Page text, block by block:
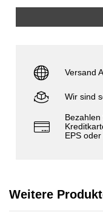
Versand
Wir sind
Bezahlen
EPS
Weitere